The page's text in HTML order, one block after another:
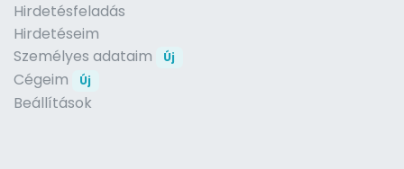
Hirdetésfeladás
Hirdetéseim
Személyes adataim
Új
Cégeim Új
Beállítások